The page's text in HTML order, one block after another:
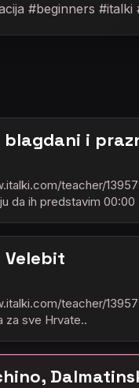
#beginners #italki
blagdani i
teacher/
da ih predstavim
Velebit
teacher/
za sve Hrvate..